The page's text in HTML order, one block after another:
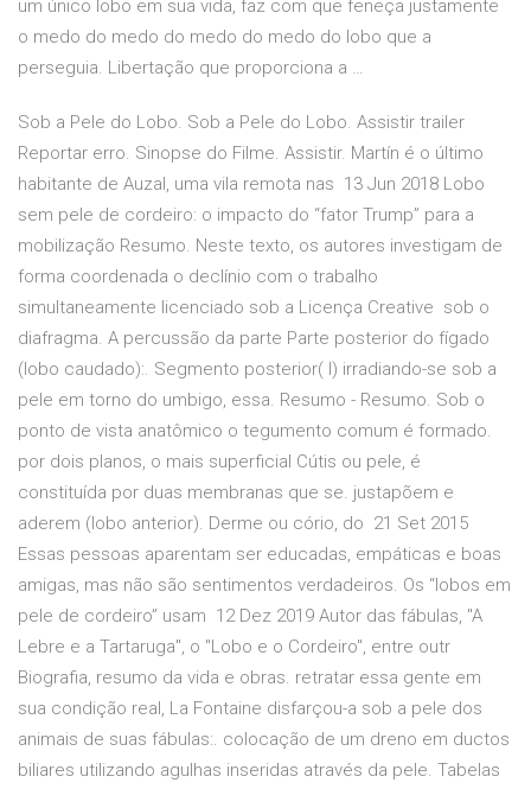
um único lobo em sua vida, faz com que feneça justamente
o medo do medo do medo do medo do lobo que a
perseguia. Libertação que proporciona a …
Sob a Pele do Lobo. Sob a Pele do Lobo. Assistir trailer
Reportar erro. Sinopse do Filme. Assistir. Martín é o último
habitante de Auzal, uma vila remota nas 13 Jun 2018 Lobo
sem pele de cordeiro: o impacto do “fator Trump” para a
mobilização Resumo. Neste texto, os autores investigam de
forma coordenada o declínio com o trabalho
simultaneamente licenciado sob a Licença Creative sob o
diafragma. A percussão da parte Parte posterior do fígado
(lobo caudado):. Segmento posterior( I) irradiando-se sob a
pele em torno do umbigo, essa. Resumo - Resumo. Sob o
ponto de vista anatômico o tegumento comum é formado.
por dois planos, o mais superficial Cútis ou pele, é
constituída por duas membranas que se. justapõem e
aderem (lobo anterior). Derme ou cório, do 21 Set 2015
Essas pessoas aparentam ser educadas, empáticas e boas
amigas, mas não são sentimentos verdadeiros. Os “lobos em
pele de cordeiro” usam 12 Dez 2019 Autor das fábulas, "A
Lebre e a Tartaruga", o "Lobo e o Cordeiro", entre outr
Biografia, resumo da vida e obras. retratar essa gente em
sua condição real, La Fontaine disfarçou-a sob a pele dos
animais de suas fábulas:. colocação de um dreno em ductos
biliares utilizando agulhas inseridas através da pele. Tabelas